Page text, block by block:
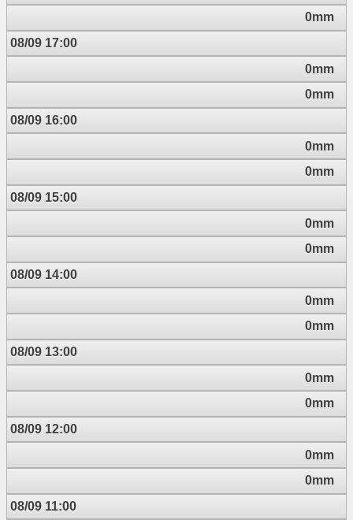
0mm
08/09 17:00
0mm
0mm
08/09 16:00
0mm
0mm
08/09 15:00
0mm
0mm
08/09 14:00
0mm
0mm
08/09 13:00
0mm
0mm
08/09 12:00
0mm
0mm
08/09 11:00